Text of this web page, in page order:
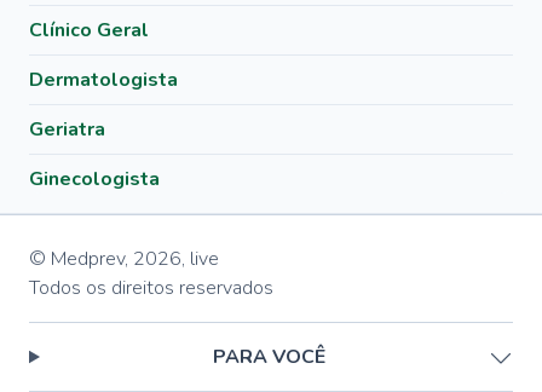
Clínico Geral
Dermatologista
Geriatra
Ginecologista
© Medprev, 2026, live
Todos os direitos reservados
PARA VOCÊ